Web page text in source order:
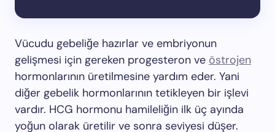
Vücudu gebeliğe hazırlar ve embriyonun
gelişmesi için gereken progesteron ve östrojen
hormonlarının üretilmesine yardım eder. Yani
diğer gebelik hormonlarının tetikleyen bir işlevi
vardır. HCG hormonu hamileliğin ilk üç ayında
yoğun olarak üretilir ve sonra seviyesi düşer.